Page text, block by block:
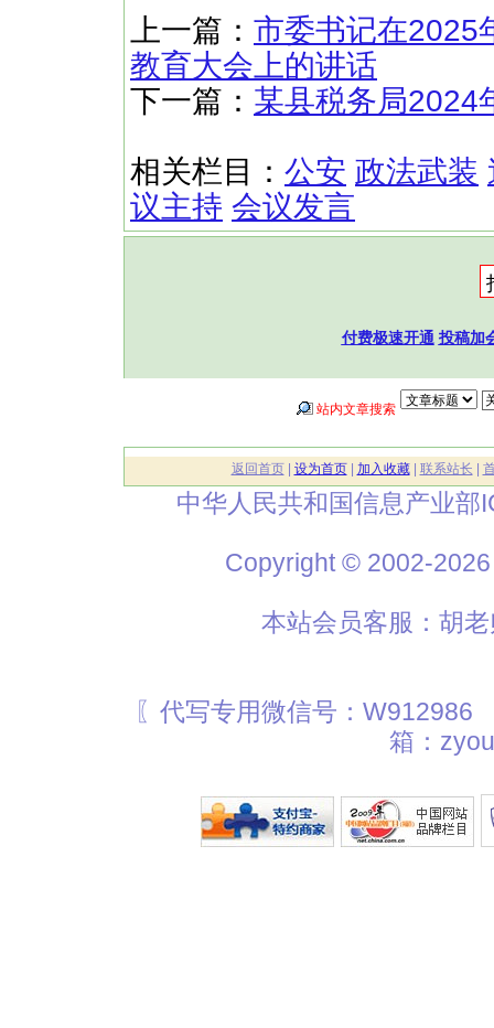
上一篇： 市委书记在2025
教育大会上的讲话
下一篇： 某县税务局2024
相关栏目： 公安 政法武装
议主持 会议发言
付费极速开通 投稿加
站内文章搜索
返回首页| 设为首页| 加入收藏| 联系站长
中华人民共和国信息产业部
Copyright © 2002-
本站会员客服：胡
〖代写专用微信号：
箱：